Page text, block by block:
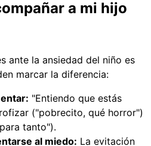
a mi hijo
ante la ansiedad del niño es
marcar la diferencia:
"Entiendo que estás
("pobrecito, qué horror")
tanto").
al miedo: La evitación